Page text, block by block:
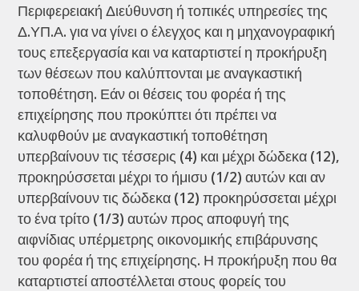
Περιφερειακή Διεύθυνση ή τοπικές υπηρεσίες της
Δ.ΥΠ.Α. για να γίνει ο έλεγχος και η μηχανογραφική
τους επεξεργασία και να καταρτιστεί η προκήρυξη
των θέσεων που καλύπτονται με αναγκαστική
τοποθέτηση. Εάν οι θέσεις του φορέα ή της
επιχείρησης που προκύπτει ότι πρέπει να
καλυφθούν με αναγκαστική τοποθέτηση
υπερβαίνουν τις τέσσερις (4) και μέχρι δώδεκα (12),
προκηρύσσεται μέχρι το ήμισυ (1/2) αυτών και αν
υπερβαίνουν τις δώδεκα (12) προκηρύσσεται μέχρι
το ένα τρίτο (1/3) αυτών προς αποφυγή της
αιφνίδιας υπέρμετρης οικονομικής επιβάρυνσης
του φορέα ή της επιχείρησης. Η προκήρυξη που θα
καταρτιστεί αποστέλλεται στους φορείς του